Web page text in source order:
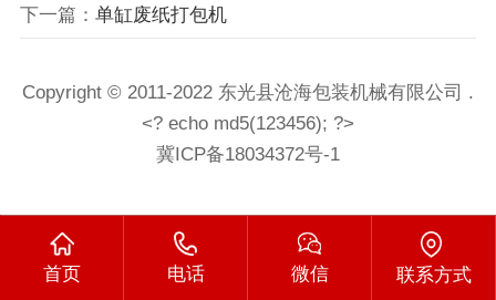
下一篇： 单缸废纸打包机
Copyright © 2011-2022 东光县沧海包装机械有限公司 .
<? echo md5(123456); ?>
冀ICP备18034372号-1
首页 电话 微信 联系方式